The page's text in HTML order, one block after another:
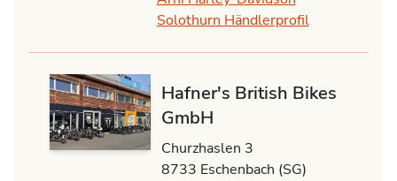
Solothurn Händlerprofil
Hafner's British Bikes
GmbH
Churzhaslen 3
8733 Eschenbach (SG)